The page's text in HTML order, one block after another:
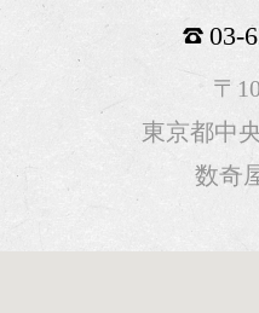
03-
〒
東京都中
数奇